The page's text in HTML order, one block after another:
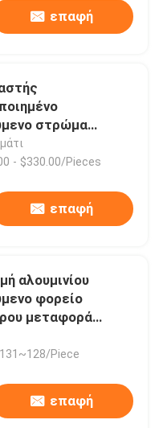
επαφή
στρώμα
φορείο
ασθενών
- $330.00/Pieces
επαφή
αλουμινίου
φορείο
μεταφορά
διάσωση
Piece
επαφή